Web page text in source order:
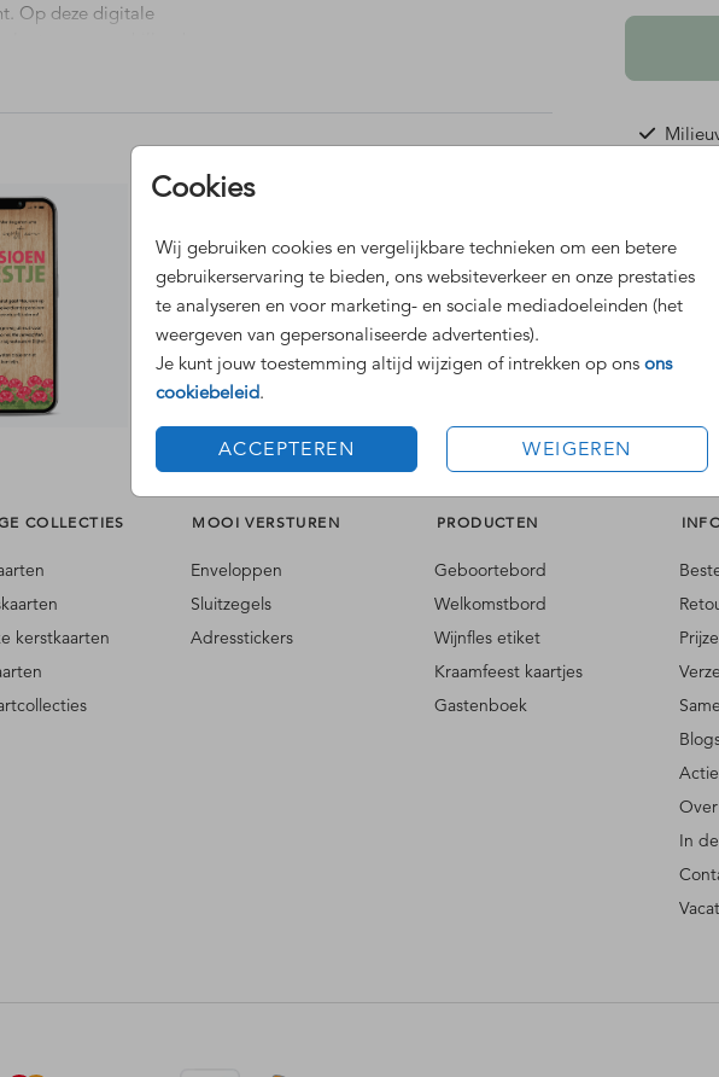
Cookies
Wij gebruiken cookies en vergelijkbare technieken om een betere
gebruikerservaring te bieden, ons websiteverkeer en onze prestaties
te analyseren en voor marketing- en sociale mediadoeleinden (het
weergeven van gepersonaliseerde advertenties).
Je kunt jouw toestemming altijd wijzigen of intrekken op ons ons
cookiebeleid.
ACCEPTEREN WEIGEREN
Op deze digitale
in de editor
je eigen teksten en
als digitale versie
één werkdag sturen
watermerk logo – als
mail. Hulp nodig bij het
via de mail
e-mail of social
Je
Prijzen
COLLECTIES
kerstkaarten
MOOI VERSTUREN
Enveloppen
Sluitzegels
Adresstickers
PRODUCTEN
Geboortebord
Welkomstbord
Wijnfles etiket
Kraamfeest kaartjes
Gastenboek
In